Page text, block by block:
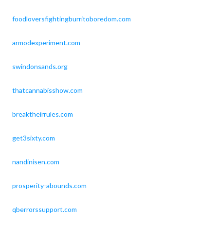
foodloversfightingburritoboredom.com
armodexperiment.com
swindonsands.org
thatcannabisshow.com
breaktheirrules.com
get3sixty.com
nandinisen.com
prosperity-abounds.com
qberrorssupport.com